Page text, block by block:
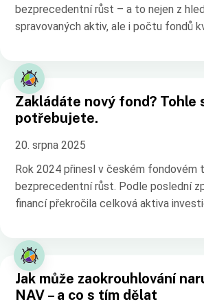
bezprecedentní růst – a to nejen z
spravovaných aktiv, ale i počtu fondů
Zakládáte nový fond? Tohle
potřebujete.
20. srpna 2025
Rok 2024 přinesl v českém fondovém
bezprecedentní růst. Podle poslední
financí překročila celková aktiva
Jak může zaokrouhlování
NAV – a co s tím dělat